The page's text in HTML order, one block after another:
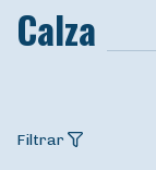
Calza
Filtrar